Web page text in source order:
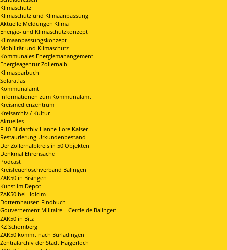
Klimaschutz
Klimaschutz und Klimaanpassung
Aktuelle Meldungen Klima
Energie- und Klimaschutzkonzept
Klimaanpassungskonzept
Mobilität und Klimaschutz
Kommunales Energiemanangement
Energieagentur Zollernalb
Klimasparbuch
Solaratlas
Kommunalamt
Informationen zum Kommunalamt
Kreismedienzentrum
Kreisarchiv / Kultur
Aktuelles
F 10 Bildarchiv Hanne-Lore Kaiser
Restaurierung Urkundenbestand
Der Zollernalbkreis in 50 Objekten
Denkmal Ehrensache
Podcast
Kreisfeuerlöschverband Balingen
ZAK50 in Bisingen
Kunst im Depot
ZAK50 bei Holcim
Dotternhausen Findbuch
Gouvernement Militaire – Cercle de Balingen
ZAK50 in Bitz
KZ Schömberg
ZAK50 kommt nach Burladingen
Zentralarchiv der Stadt Haigerloch